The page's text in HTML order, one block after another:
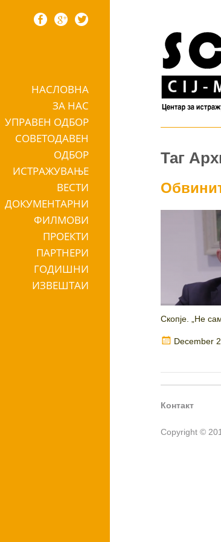
Skip to contentНАСЛОВНА
ЗА НАС
УПРАВЕН ОДБОР
СОВЕТОДАВЕН
ОДБОР
ИСТРАЖУВАЊЕ
ВЕСТИ
ДОКУМЕНТАРНИ
ФИЛМОВИ
ПРОЕКТИ
ПАРТНЕРИ
ГОДИШНИ
ИЗВЕШТАИ
Таг
Скопје. „Не
Posted
December
Контакт
Copyright ©